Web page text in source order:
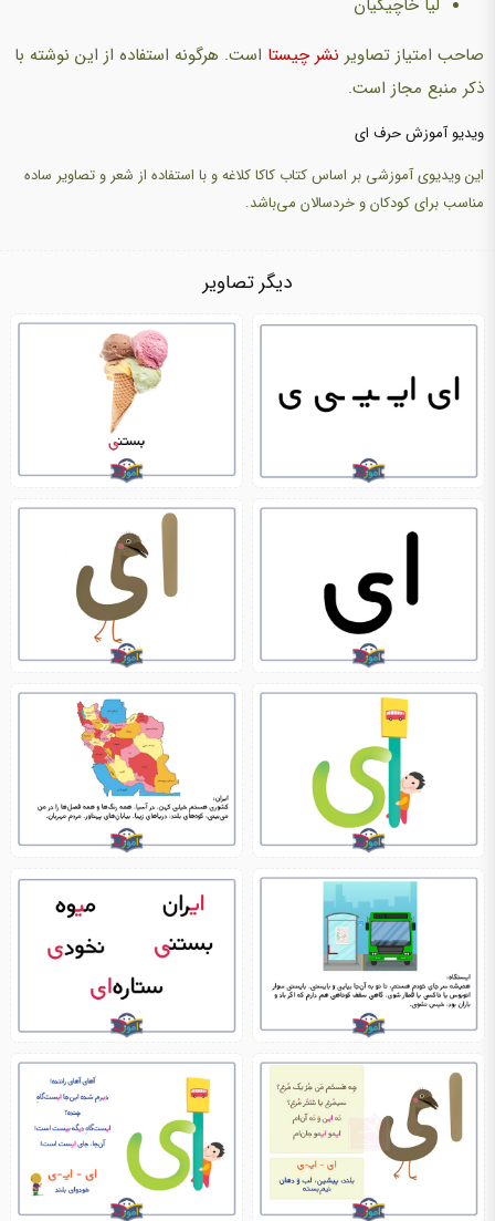
صاحب امتیاز تصاویر نشر چیستا است. هرگونه استفاده از این نوشته با
ذکر منبع مجاز است.
ویدیو آموزش حرف ای
این ویدیوی آموزشی بر اساس کتاب کاکا کلاغه و با استفاده از شعر و تصاویر ساده
مناسب برای کودکان و خردسالان می‌باشد.
دیگر تصاویر